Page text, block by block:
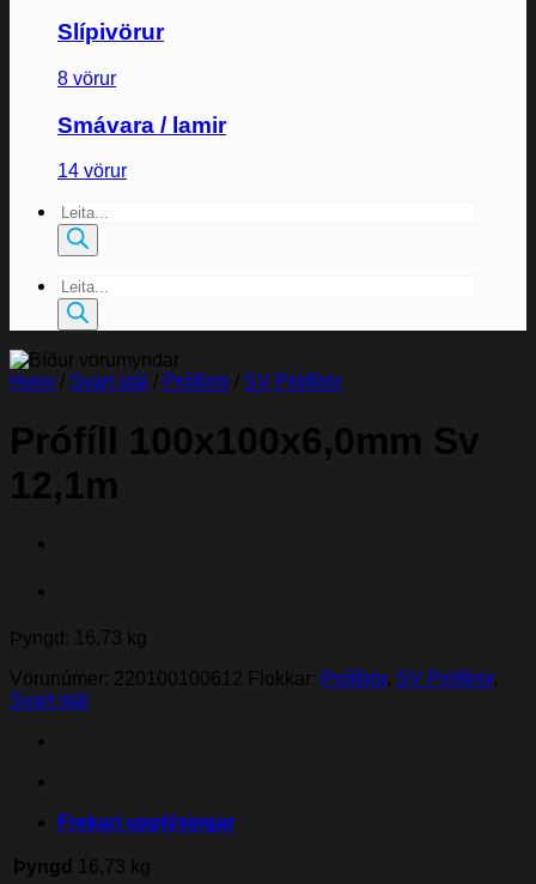
Slípivörur
8 vörur
Smávara / lamir
14 vörur
Products
search
Products
search
Heim / Svart stál / Prófílrör / SV Prófílrör
Prófíll 100x100x6,0mm Sv
12,1m
Þyngd: 16,73 kg
Vörunúmer: 220100100612 Flokkar: Prófílrör, SV Prófílrör,
Svart stál
Frekari upplýsingar
Þyngd 16,73 kg